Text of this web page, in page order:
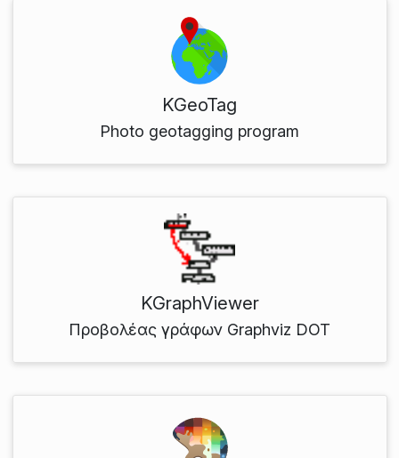
KGeoTag
Photo geotagging program
KGraphViewer
Προβολέας γράφων Graphviz DOT